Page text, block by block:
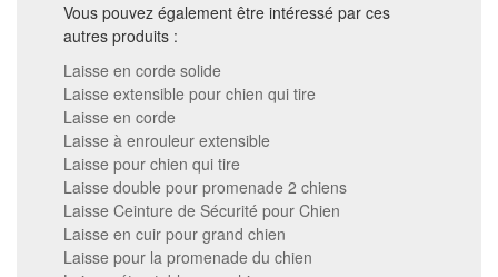
Vous pouvez également être intéressé par ces
autres produits :
Laisse en corde solide
Laisse extensible pour chien qui tire
Laisse en corde
Laisse à enrouleur extensible
Laisse pour chien qui tire
Laisse double pour promenade 2 chiens
Laisse Ceinture de Sécurité pour Chien
Laisse en cuir pour grand chien
Laisse pour la promenade du chien